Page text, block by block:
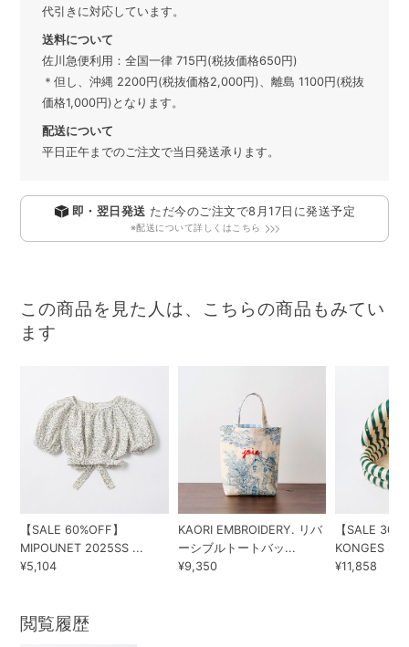
代引きに対応しています。
送料について
佐川急便利用：全国一律 715円(税抜価格650円)
＊但し、沖縄 2200円(税抜価格2,000円)、離島 1100円(税抜
価格1,000円)となります。
配送について
平日正午までのご注文で当日発送承ります。
即・翌日発送 ただ今のご注文で8月17日 に発送予定
※配送について詳しくはこちら
この商品を見た人は、こちらの商品もみてい
ます
【SALE 60%OFF】
MIPOUNET 2025SS ...
¥5,104
KAORI EMBROIDERY. リバ
ーシブルトートバッ...
¥9,350
【SALE
KONGES
¥11,858
閲覧履歴